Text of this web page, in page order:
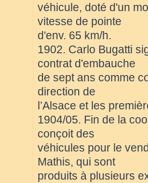
véhicule, doté d'un
vitesse de pointe
d'env. 65 km/h.
1902. Carlo Bugatti
contrat d'embauche
de sept ans comme
direction de
l’Alsace et les
1904/05. Fin de la
conçoit des
véhicules pour le
Mathis, qui sont
produits à plusieurs